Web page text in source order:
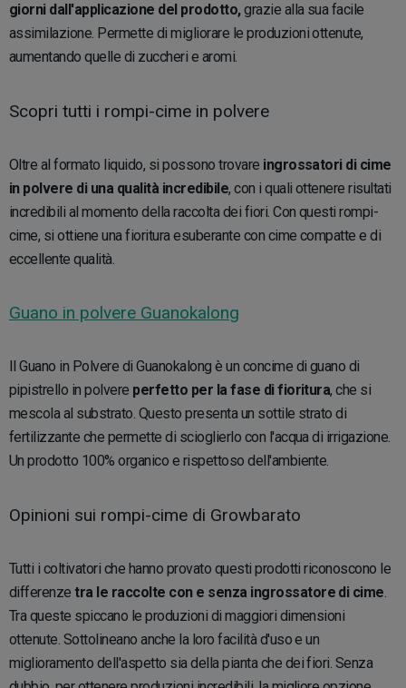
giorni dall'applicazione del prodotto,grazie alla sua facile
assimilazione. Permette di migliorare le produzioni ottenute,
aumentando quelle di zuccheri e aromi.
Scopri tutti i rompi-cime in polvere
Oltre al formato liquido, si possono trovare ingrossatori di cime
in polvere di una qualità incredibile, con i quali ottenere risultati
incredibili al momento della raccolta dei fiori. Con questi rompi-
cime, si ottiene una fioritura esuberante con cime compatte e di
eccellente qualità.
Guano in polvere Guanokalong
Il Guano in Polvere di Guanokalong è un concime di guano di
pipistrello in polvere perfetto per la fase di fioritura, che si
mescola al substrato. Questo presenta un sottile strato di
fertilizzante che permette di scioglierlo con l'acqua di irrigazione.
Un prodotto 100% organico e rispettoso dell'ambiente.
Opinioni sui rompi-cime di Growbarato
Tutti i coltivatori che hanno provato questi prodotti riconoscono le
differenzetra le raccolte con e senza ingrossatore di cime.
Tra queste spiccano le produzioni di maggiori dimensioni
ottenute. Sottolineano anche la loro facilità d'uso e un
miglioramento dell'aspetto sia della pianta che dei fiori. Senza